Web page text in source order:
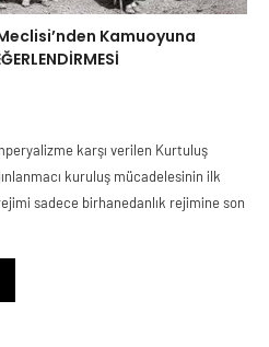
Kamuoyuna
karşı verilen Kurtuluş
kuruluş mücadelesinin ilk
sadece birhanedanlık rejimine son